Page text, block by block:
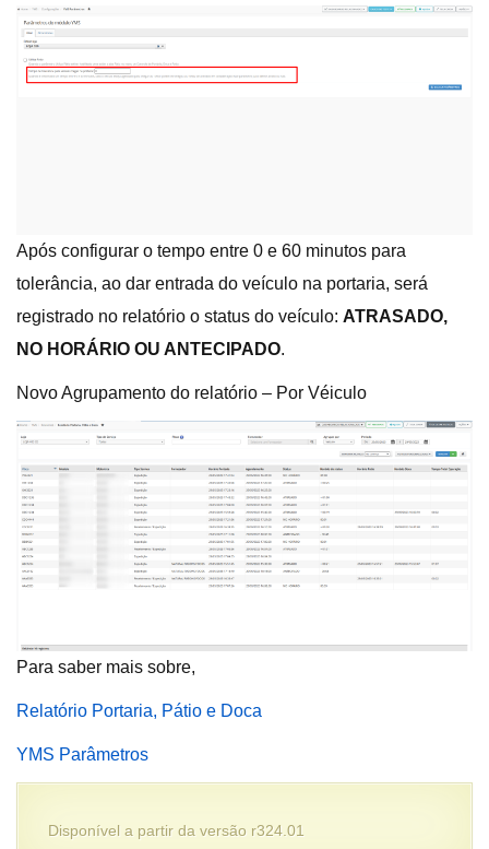
Após configurar o tempo entre 0 e 60 minutos para
tolerância, ao dar entrada do veículo na portaria, será
registrado no relatório o status do veículo: ATRASADO,
NO HORÁRIO OU ANTECIPADO.
Novo Agrupamento do relatório – Por Véiculo
Para saber mais sobre,
Relatório Portaria, Pátio e Doca
YMS Parâmetros
Disponível a partir da versão r324.01